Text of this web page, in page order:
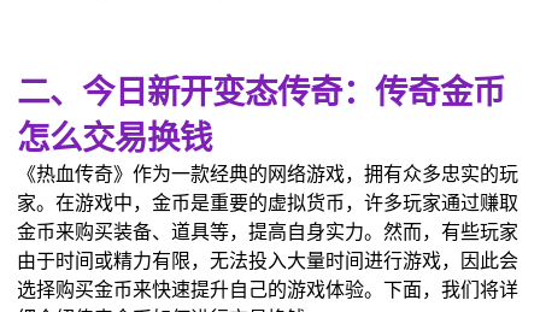
二、今日新开变态传奇：传奇金币
怎么交易换钱
《热血传奇》作为一款经典的网络游戏，拥有众多忠实的玩
家。在游戏中，金币是重要的虚拟货币，许多玩家通过赚取
金币来购买装备、道具等，提高自身实力。然而，有些玩家
由于时间或精力有限，无法投入大量时间进行游戏，因此会
选择购买金币来快速提升自己的游戏体验。下面，我们将详